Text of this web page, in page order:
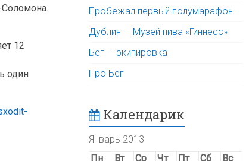
12
один
Пробежал первый полумарафон
Дублин — Музей пива «Гиннесс»
Бег — экипировка
Про Бег
Календарик
Январь 2013
Пн
Вт Ср Чт Пт Сб
Вс